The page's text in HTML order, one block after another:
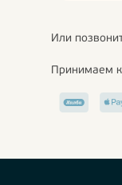
Или
Принимаем